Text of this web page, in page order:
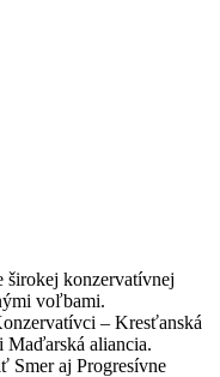
konzervatívnej
voľbami.
– Kresťanská
aliancia.
Smer aj Progresívne